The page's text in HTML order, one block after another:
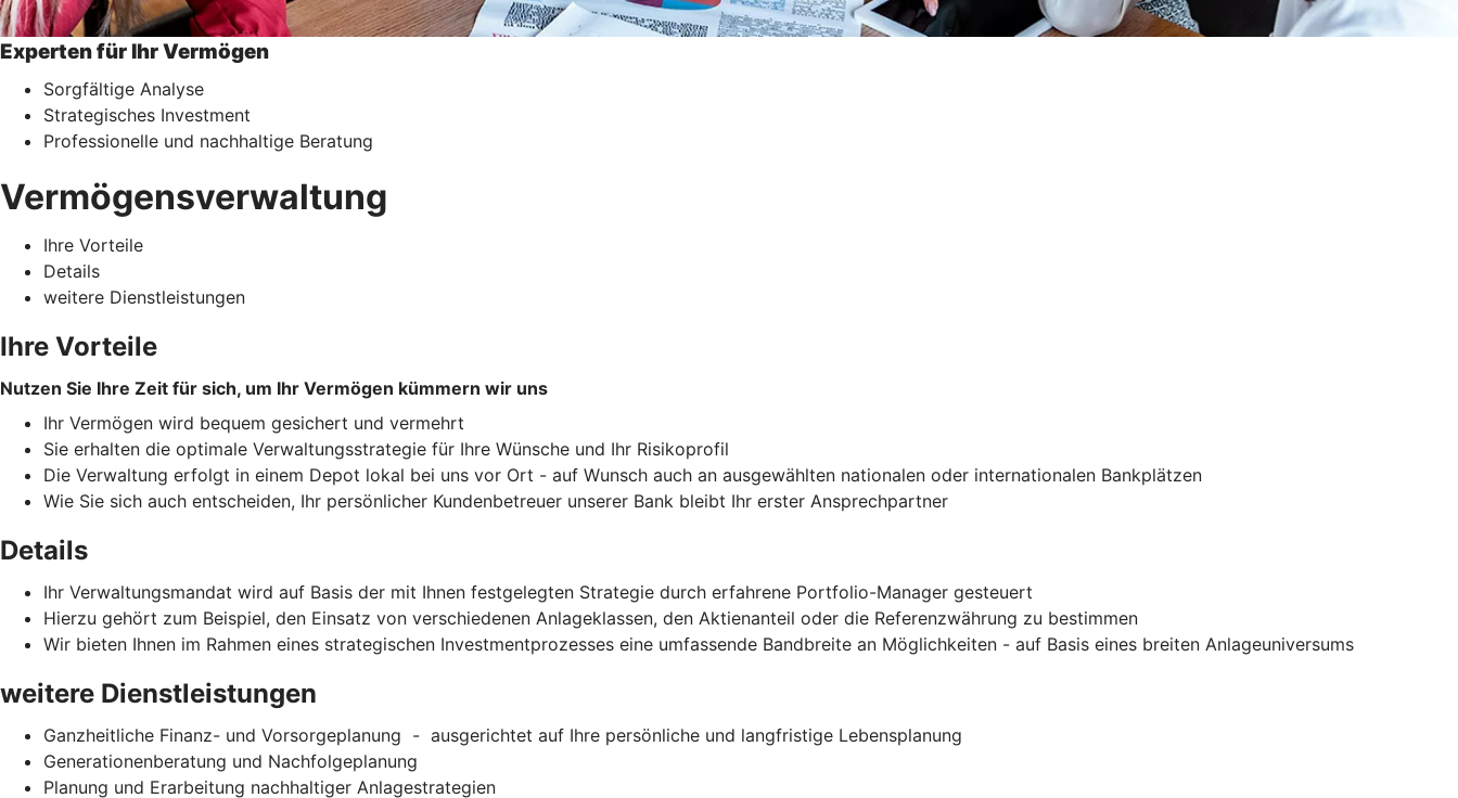
Experten für Ihr Vermögen
Sorgfältige Analyse
Strategisches Investment
Professionelle und nachhaltige Beratung
Vermögensverwaltung
Ihre Vorteile
Details
weitere Dienstleistungen
Ihre Vorteile
Nutzen Sie Ihre Zeit für sich, um Ihr Vermögen kümmern wir uns
Ihr Vermögen wird bequem gesichert und vermehrt
Sie erhalten die optimale Verwaltungsstrategie für Ihre Wünsche und Ihr Risikoprofil
Die Verwaltung erfolgt in einem Depot lokal bei uns vor Ort - auf Wunsch auch an ausgewählten nationalen oder internationalen Bankplätzen
Wie Sie sich auch entscheiden, Ihr persönlicher Kundenbetreuer unserer Bank bleibt Ihr erster Ansprechpartner
Details
Ihr Verwaltungsmandat wird auf Basis der mit Ihnen festgelegten Strategie durch erfahrene Portfolio-Manager gesteuert
Hierzu gehört zum Beispiel, den Einsatz von verschiedenen Anlageklassen, den Aktienanteil oder die Referenzwährung zu bestimmen
Wir bieten Ihnen im Rahmen eines strategischen Investmentprozesses eine umfassende Bandbreite an Möglichkeiten - auf Basis eines breiten Anlageuniversums
weitere Dienstleistungen
Ganzheitliche Finanz- und Vorsorgeplanung - ausgerichtet auf Ihre persönliche und langfristige Lebensplanung
Generationenberatung und Nachfolgeplanung
Planung und Erarbeitung nachhaltiger Anlagestrategien